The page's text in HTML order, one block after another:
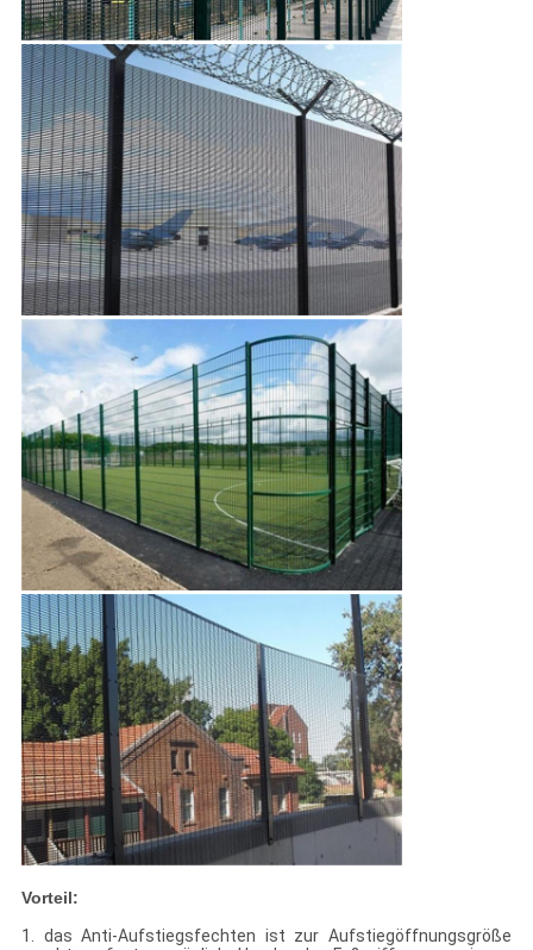
Vorteil:
1. das Anti-Aufstiegsfechten ist zur Aufstiegöffnungsgröße